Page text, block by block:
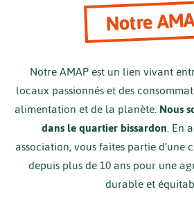
Notre
Notre AMAP est un lien vivant
locaux passionnés et des
alimentation et de la planète.Nous
dans le quartier bissardon. En
association, vous faites partie d’une
depuis plus de 10 ans pour une
durable et